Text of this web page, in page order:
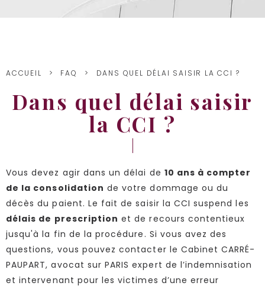
ACCUEIL FAQ DANS QUEL DÉLAI SAISIR LA CCI ?
Dans quel délai saisir
la CCI ?
Vous devez agir dans un délai de 10 ans à compter
de la consolidation de votre dommage ou du
décès du paient. Le fait de saisir la CCI suspend les
délais de prescription et de recours contentieux
jusqu'à la fin de la procédure. Si vous avez des
questions, vous pouvez contacter le Cabinet CARRÉ-
PAUPART, avocat sur PARIS expert de l’indemnisation
et intervenant pour les victimes d’une erreur